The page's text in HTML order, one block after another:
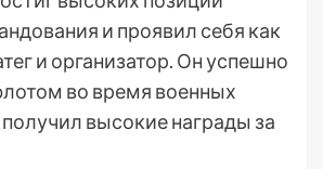
и проявил себя как
и организатор. Он успешно
во время военных
высокие награды за